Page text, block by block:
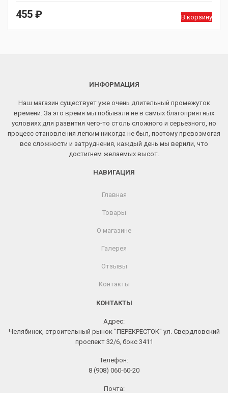
455 ₽ В корзину
ИНФОРМАЦИЯ
Наш магазин существует уже очень длительный промежуток
времени. За это время мы побывали не в самых благоприятных
условиях для развития чего-то столь сложного и серьезного, но
процесс становления легким никогда не был, поэтому превозмогая
все сложности и затруднения, каждый день мы верили, что
достигнем желаемых высот.
НАВИГАЦИЯ
Главная
Товары
О магазине
Галерея
Отзывы
Контакты
КОНТАКТЫ
Адрес:
Челябинск, строительный рынок "ПЕРЕКРЕСТОК" ул. Свердловский
проспект 32/6, бокс 3411
Телефон:
8 (908) 060-60-20
Почта: